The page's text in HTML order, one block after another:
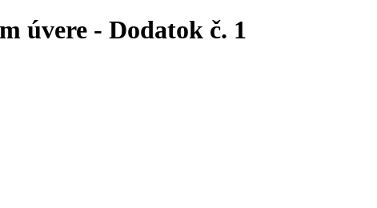
úvere - Dodatok č. 1